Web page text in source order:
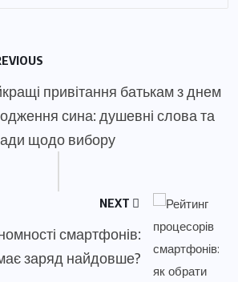
привітання батькам з днем
сина: душевні слова та
щодо вибору
NEXT
смартфонів:
заряд найдовше?